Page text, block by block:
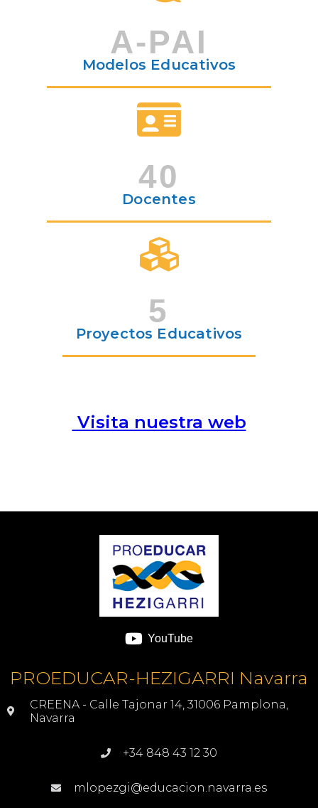
A-PAI
Modelos Educativos
40
Docentes
5
Proyectos Educativos
Visita nuestra web
YouTube
PROEDUCAR-HEZIGARRI Navarra
CREENA - Calle Tajonar 14, 31006 Pamplona,
Navarra
+34 848 43 12 30
mlopezgi@educacion.navarra.es